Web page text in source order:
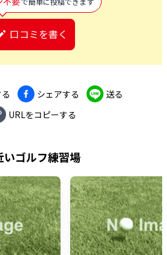
口コミを書く
シェアする
送る
URLをコピーする
いゴルフ練習場